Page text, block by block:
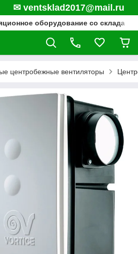
✉ ventsklad2017@mail.ru
оборудование со склада
центробежные вентиляторы